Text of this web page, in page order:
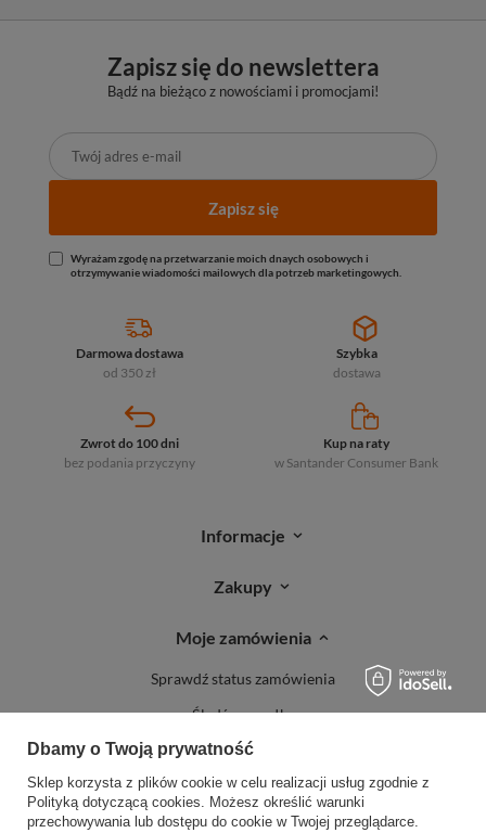
Zapisz się do newslettera
Bądź na bieżąco z nowościami i promocjami!
Zapisz się
Wyrażam zgodę na przetwarzanie moich dnaych osobowych i
otrzymywanie wiadomości mailowych dla potrzeb marketingowych.
Darmowa dostawa
od 350 zł
Szybka
dostawa
Zwrot do 100 dni
bez podania przyczyny
Kup na raty
w Santander Consumer Bank
Informacje
Zakupy
Moje zamówienia
Sprawdź status zamówienia
Śledź przesyłkę
Reklamacje
Zwroty
Dbamy o Twoją prywatność
Sklep korzysta z plików cookie w celu realizacji usług zgodnie z
Polityką dotyczącą cookies. Możesz określić warunki
przechowywania lub dostępu do cookie w Twojej przeglądarce.